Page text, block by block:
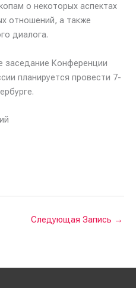
о некоторых аспектах
отношений, а также
диалога.
заседание Конференции
планируется провести 7-
Следующая Запись →